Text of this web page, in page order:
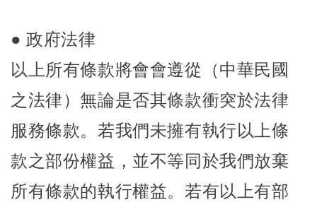
● 政府法律
以上所有條款將會會遵從（中華民國
之法律）無論是否其條款衝突於法律
服務條款。若我們未擁有執行以上條
款之部份權益，並不等同於我們放棄
所有條款的執行權益。若有以上有部